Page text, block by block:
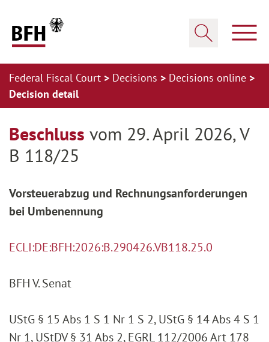
Federal Fiscal Court Decisions
Decisions online
Decision detail
Beschluss vom 29. April 2026, V
B 118/25
Vorsteuerabzug und Rechnungsanforderungen
bei Umbenennung
ECLI:DE:BFH:2026:B.290426.VB118.25.0
BFH V. Senat
UStG § 15 Abs 1 S 1 Nr 1 S 2, UStG § 14 Abs 4 S 1
Nr 1, UStDV § 31 Abs 2, EGRL 112/2006 Art 178